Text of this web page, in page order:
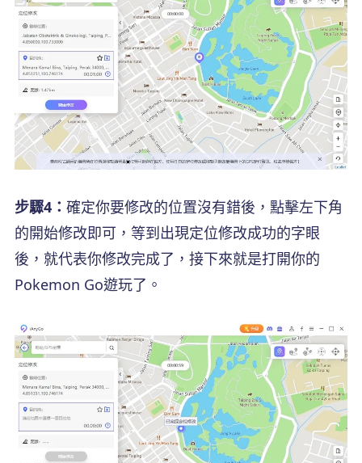
步驟4： 確定你要修改的位置沒有錯後，點擊左下角
的開始修改即可，等到出現定位修改成功的字眼
後，就代表你修改完成了，接下來就是打開你的
Pokemon Go遊玩了。